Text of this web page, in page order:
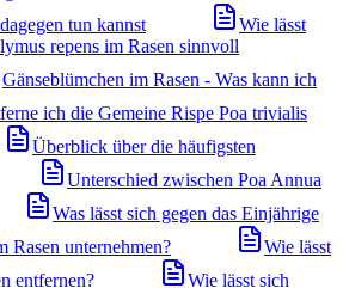
tun kannst
Wie lässt
repens im Rasen sinnvoll
Gänseblümchen im Rasen - Was kann ich
ich die Gemeine Rispe Poa trivialis
Überblick über die häufigsten
Unterschied zwischen Poa Annua
Was lässt sich gegen das Einjährige
Rasen unternehmen?
Wie lässt
entfernen?
Wie lässt sich